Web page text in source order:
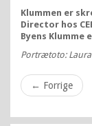
Klummen er
Director hos
Byens
Portrætoto:
← Forrige